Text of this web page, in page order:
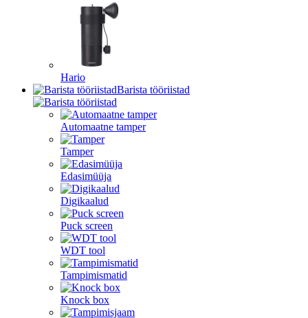
Hario
Barista tööriistad
Automaatne tamper
Tamper
Edasimüüja
Digikaalud
Puck screen
WDT tool
Tampimismatid
Knock box